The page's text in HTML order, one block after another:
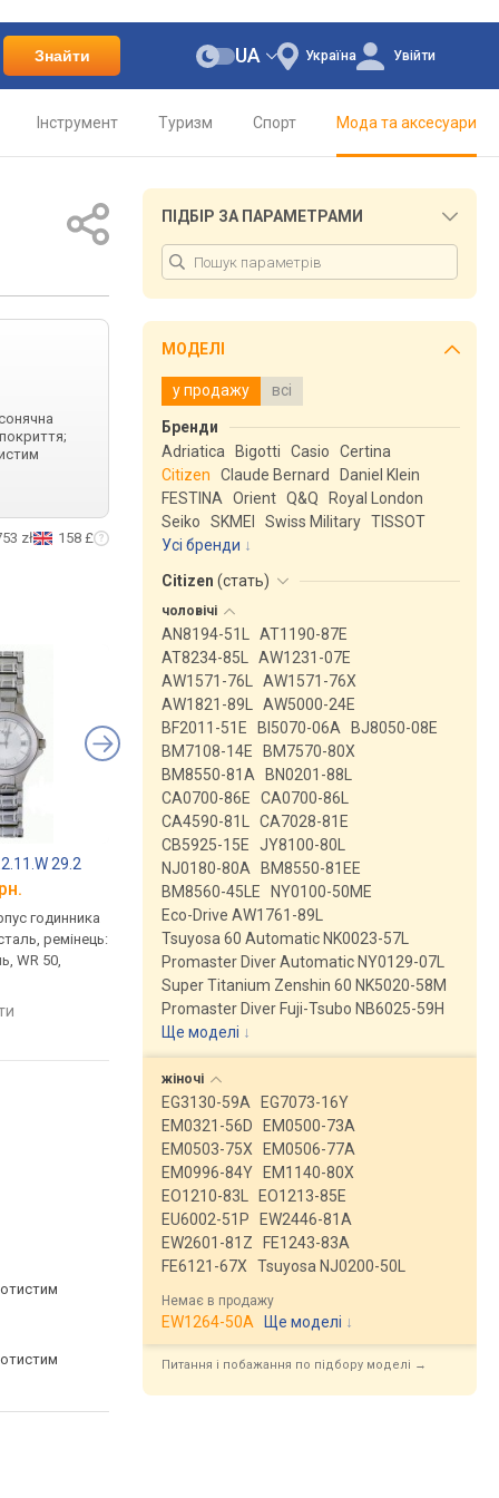
Знайти Україна
UA Увійти
Інструмент Туризм Спорт Мода та аксесуари
zł 158 £
29.2
годинника
ремінець:
WR 50,
Citizen EO1210-83L
від 9 960 грн.
кварцові, корпус годинника
нержавіюча сталь, сонячна
батарея, ремінець: браслет
сталь, WR 100, Японія
порівняти
FESTINA F20068/6
від 9 930 грн.
нержавіюча сталь,
браслет сталь, WR
Іспанія
порівняти
ПІДБІР ЗА ПАРАМЕТРАМИ
МОДЕЛІ
у продажу всі
Бренди
Adriatica
Bigotti Casio
Certina
Citizen
Claude Bernard
Daniel Klein
FESTINA
Orient Q&Q
Royal London
Seiko
SKMEI Swiss Military TISSOT
Усі бренди
Citizen (стать)
чоловічі
AN8194-51L
AT1190-87E
AT8234-85L
AW1231-07E
AW1571-76L
AW1571-76X
AW1821-89L
AW5000-24E
BF2011-51E
BI5070-06A
BJ8050-08E
BM7108-14E
BM7570-80X
BM8550-81A
BN0201-88L
CA0700-86E
CA0700-86L
CA4590-81L
CA7028-81E
CB5925-15E
JY8100-80L
NJ0180-80A
BM8550-81EE
BM8560-45LE
NY0100-50ME
Eco-Drive AW1761-89L
Tsuyosa 60 Automatic NK0023-57L
Promaster Diver Automatic NY0129-07L
Super Titanium Zenshin 60 NK5020-58M
Promaster Diver Fuji-Tsubo NB6025-59H
Ще моделі ↓
жіночі
EG3130-59A
EG7073-16Y
EM0321-56D
EM0500-73A
EM0503-75X
EM0506-77A
EM0996-84Y
EM1140-80X
EO1210-83L
EO1213-85E
EU6002-51P
EW2446-81A
EW2601-81Z
FE1243-83A
FE6121-67X
Tsuyosa NJ0200-50L
Немає в продажу
EW1264-50A Ще моделі ↓
Питання і побажання по підбору моделі →